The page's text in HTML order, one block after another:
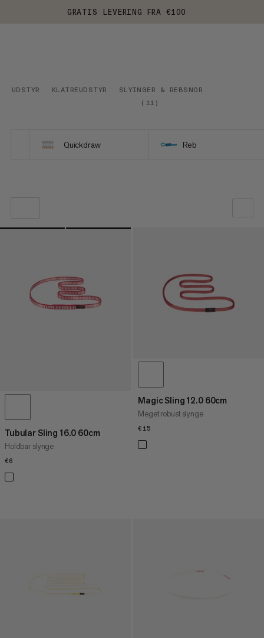
GRATIS LEVERING FRA €100
UDSTYR KLATREUDSTYR
SLYINGER & REBSNOR
( 11 )
Quickdraw Reb
PRIS HØJ TIL LAV
HVAD ER NYT
Tubular Sling 16.0 60cm
Holdbar slynge
€6
Magic Sling 12.0 60cm
Meget robust slynge
€15